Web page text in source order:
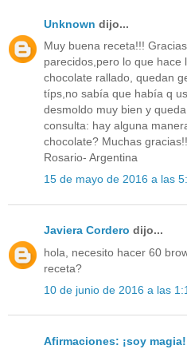
Unknown dijo...
Muy buena receta!!!
parecidos,pero lo que hace
chocolate rallado, quedan
típs,no sabía que había q
desmoldo muy bien y
consulta: hay alguna
chocolate? Muchas
Rosario- Argentina
15 de mayo de 2016 a las
Javiera Cordero dijo...
hola, necesito hacer 60
receta?
10 de junio de 2016 a las
Afirmaciones: ¡soy magia!